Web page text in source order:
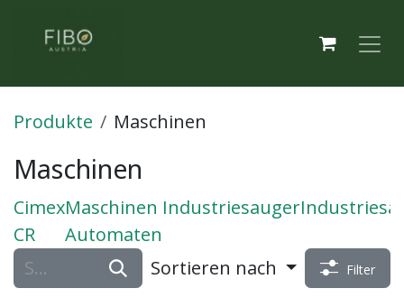
Produkte Maschinen
Maschinen
Cimex
CR
Maschinen
Automaten
Industriesauger
Sortieren nach Filter